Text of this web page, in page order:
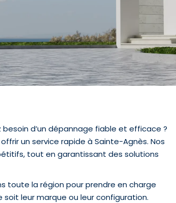
d’un dépannage fiable et efficace ?
un service rapide à Sainte-Agnès. Nos
tout en garantissant des solutions
toute la région pour prendre en charge
leur marque ou leur configuration.